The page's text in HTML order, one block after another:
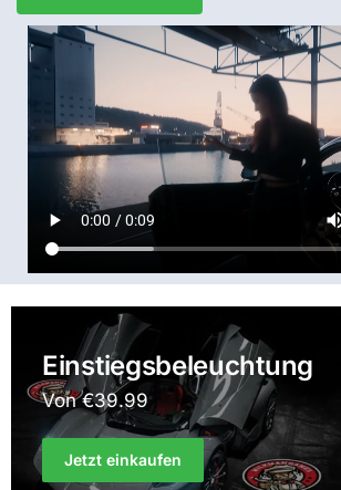
Einstiegsbeleuchtung
Von €39.99
Jetzt einkaufen